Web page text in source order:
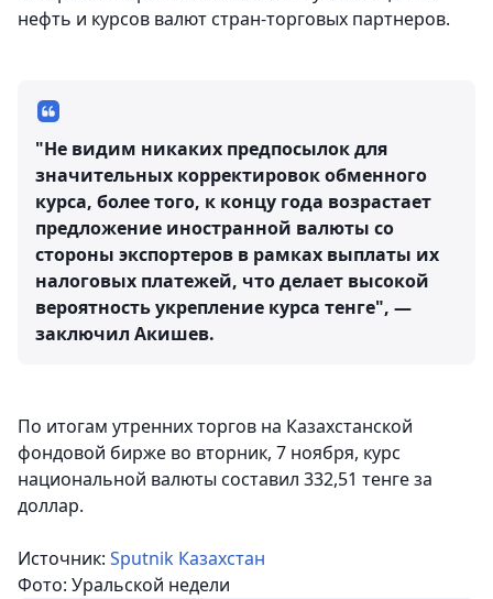
нефть и курсов валют стран-торговых партнеров.
"Не видим никаких предпосылок для
значительных корректировок обменного
курса, более того, к концу года возрастает
предложение иностранной валюты со
стороны экспортеров в рамках выплаты их
налоговых платежей, что делает высокой
вероятность укрепление курса тенге", —
заключил Акишев.
По итогам утренних торгов на Казахстанской
фондовой бирже во вторник, 7 ноября, курс
национальной валюты составил 332,51 тенге за
доллар.
Источник: Sputnik Казахстан
Фото: Уральской недели